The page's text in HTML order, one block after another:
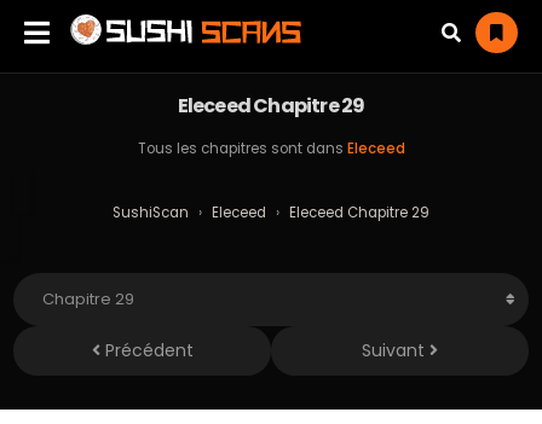
Eleceed Chapitre 29
Tous les chapitres sont dans Eleceed
SushiScan › Eleceed › Eleceed Chapitre 29
Précédent Suivant